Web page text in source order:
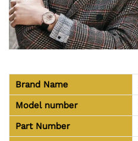
Brand Name
Model number
Part Number